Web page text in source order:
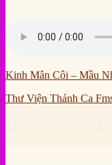
Kinh Mân Côi – Mầu
Thư Viện Thánh Ca